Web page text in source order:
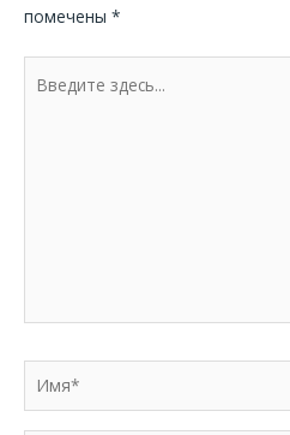
помечены *
здесь...
Имя*